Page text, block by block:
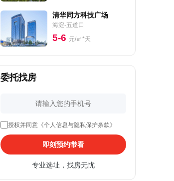
清华同方科技广场
海淀-五道口
5-6 元/㎡*天
委托找房
授权并同意《个人信息与隐私保护条款》
即刻预约带看
专业选址，找房无忧